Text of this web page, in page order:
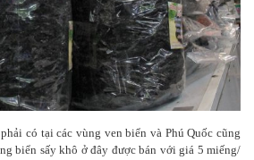
có tại các vùng ven biển và Phú Quốc cũng
biển sấy khô ở đây được bán với giá 5 miếng/